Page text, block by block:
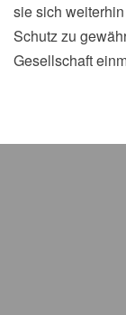
sie sich
Schutz zu
Gesellschaft